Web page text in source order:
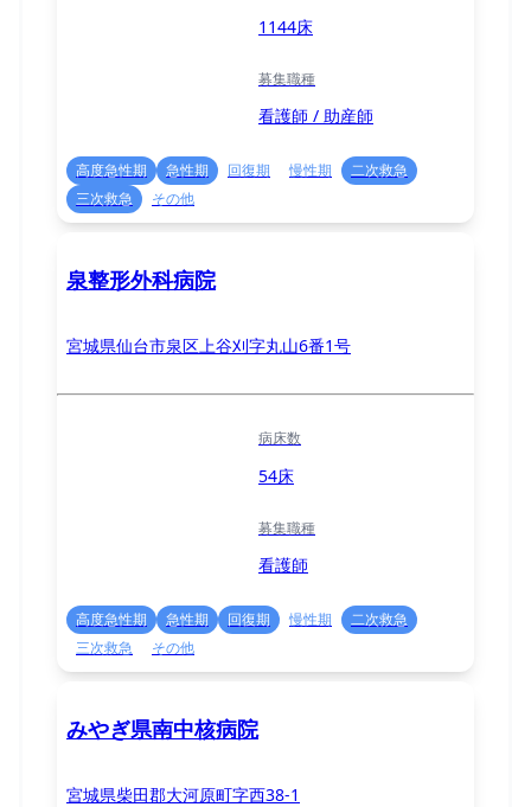
1144床
募集職種
看護師 / 助産師
高度急性期 急性期 回復期 慢性期
二次救急
三次救急
その他
泉整形外科病院
宮城県仙台市泉区上谷刈字丸山6番1号
病床数
54床
募集職種
看護師
高度急性期 急性期 回復期 慢性期
二次救急
三次救急
その他
みやぎ県南中核病院
宮城県柴田郡大河原町字西38-1